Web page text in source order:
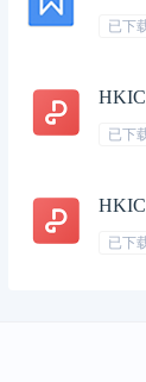
已下
已下
已下